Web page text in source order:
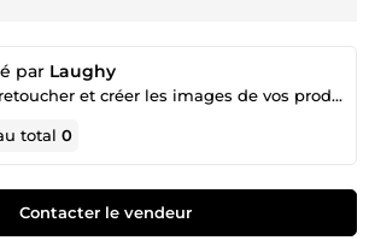
par Laughy
Je vais retoucher et créer les images de vos produits pour votre boutique Shopify/site E-commerce
total0
Contacter le vendeur